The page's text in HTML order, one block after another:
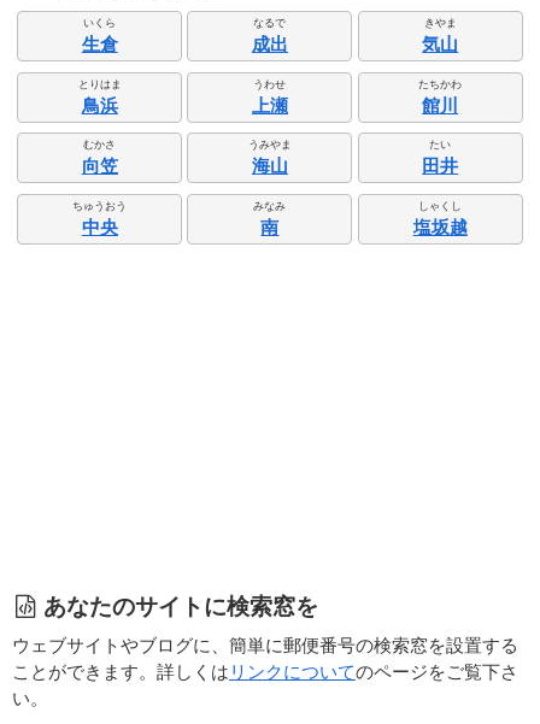
いくら
生倉
なるで
成出
きやま
気山
とりはま
鳥浜
うわせ
上瀬
たちかわ
館川
むかさ
向笠
うみやま
海山
たい
田井
ちゅうおう
中央
みなみ
南
しゃくし
塩坂越
あなたのサイトに検索窓を
ウェブサイトやブログに、簡単に郵便番号の検索窓を設置する
ことができます。詳しくは リンクについてのページをご覧下さ
い。